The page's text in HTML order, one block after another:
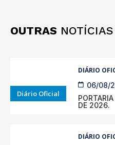
OUTRAS NOTÍCIAS
Diário Oficial
DIÁRIO
06/08/
DE 2026.
DIÁRIO